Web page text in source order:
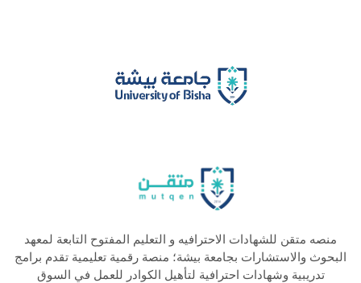
منصه متقن للشهادات الاحترافيه و التعليم المفتوح التابعة لمعهد
البحوث والاستشارات بجامعة بيشة؛ منصة رقمية تعليمية تقدم برامج
تدريبية وشهادات احترافية لتأهيل الكوادر للعمل في السوق